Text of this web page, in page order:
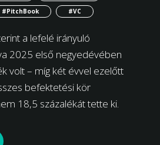
#PitchBook #VC
a lefelé irányuló
2025 első negyedévében
volt – míg két évvel ezelőtt
befektetési kör
18,5 százalékát tette ki.